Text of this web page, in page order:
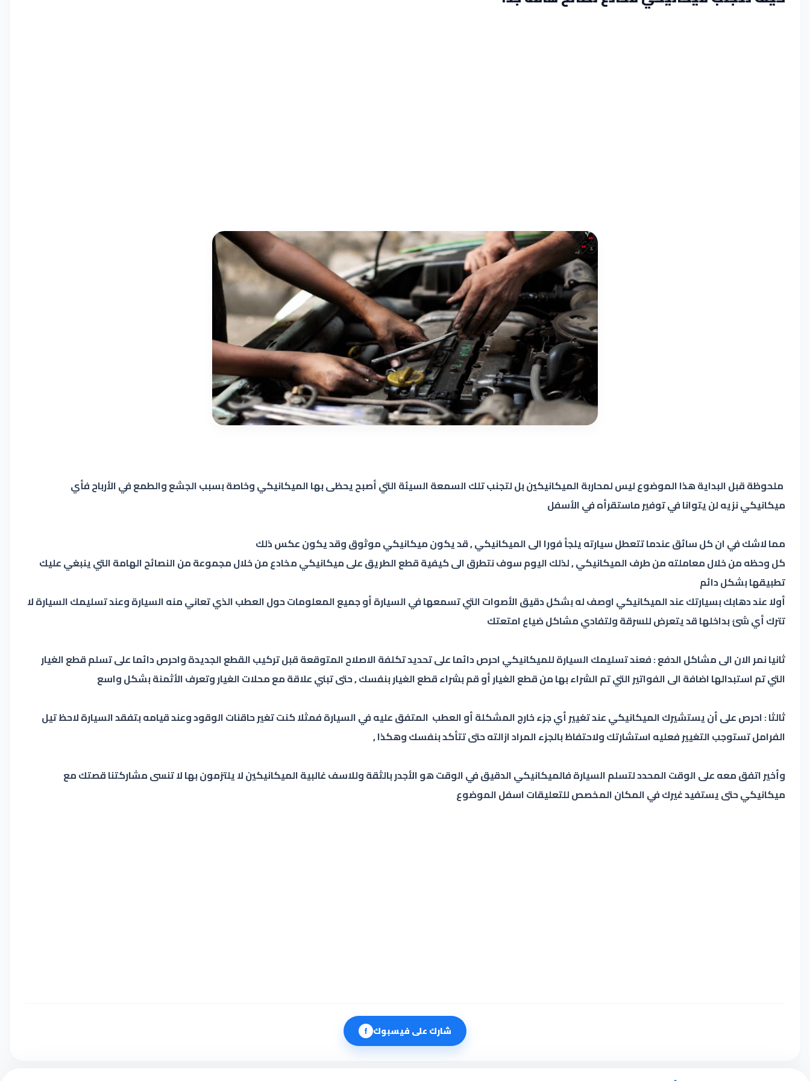
ملحوظة قبل البداية هذا الموضوع ليس لمحاربة الميكانيكين بل لتجنب تلك السمعة السيئة التي أصبح يحظى بها الميكانيكي وخاصة بسبب الجشع والطمع في الأرباح فأي
ميكانيكي نزيه لن يتوانا في توفير ماستقرأه في الأسفل
مما لاشك في ان كل سائق عندما تتعطل سيارته يلجأ فورا الى الميكانيكي , قد يكون ميكانيكي موثوق وقد يكون عكس ذلك
كل وحظه من خلال معاملته من طرف الميكانيكي , لذلك اليوم سوف نتطرق الى كيفية قطع الطريق على ميكانيكي مخادع من خلال مجموعة من النصائح الهامة التي ينبغي عليك
تطبيقها بشكل دائم
أولا عند دهابك بسيارتك عند الميكانيكي اوصف له بشكل دقيق الأصوات التي تسمعها في السيارة أو جميع المعلومات حول العطب الذي تعاني منه السيارة وعند تسليمك السيارة لا
تترك أي شئ بداخلها قد يتعرض للسرقة ولتفادي مشاكل ضياع امتعتك
ثانيا نمر الان الى مشاكل الدفع : فعند تسليمك السيارة للميكانيكي احرص دائما على تحديد تكلفة الاصلاح المتوقعة قبل تركيب القطع الجديدة واحرص دائما على تسلم قطع الغيار
التي تم استبدالها اضافة الى الفواتير التي تم الشراء بها من قطع الغيار أو قم بشراء قطع الغيار بنفسك , حتى تبني علاقة مع محلات الغيار وتعرف الأثمنة بشكل واسع
ثالثا : احرص على أن يستشيرك الميكانيكي عند تغيير أي جزء خارج المشكلة أو العطب المتفق عليه في السيارة فمثلا كنت تغير حاقنات الوقود وعند قيامه بتفقد السيارة لاحظ تيل
الفرامل تستوجب التغيير فعليه استشارتك ولاحتفاظ بالجزء المراد ازالته حتى تتأكد بنفسك وهكذا ,
وأخير اتفق معه على الوقت المحدد لتسلم السيارة فالميكانيكي الدقيق في الوقت هو الأجدر بالثقة وللاسف غالبية الميكانيكين لا يلتزمون بها لا تنسى مشاركتنا قصتك مع
ميكانيكي حتى يستفيد غيرك في المكان المخصص للتعليقات اسفل الموضوع
شارك على فيسبوك f